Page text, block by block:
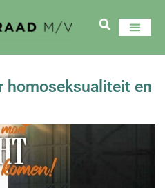
homoseksualiteit en